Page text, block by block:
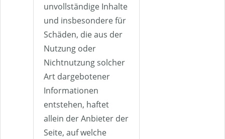
unvollständige Inhalte
und insbesondere für
Schäden, die aus der
Nutzung oder
Nichtnutzung solcher
Art dargebotener
Informationen
entstehen, haftet
allein der Anbieter der
Seite, auf welche